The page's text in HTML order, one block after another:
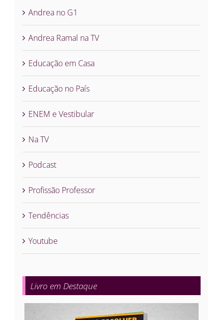
Andrea no G1
Andrea Ramal na TV
Educação em Casa
Educação no País
ENEM e Vestibular
Na TV
Podcast
Profissão Professor
Tendências
Youtube
Livro em Destaque